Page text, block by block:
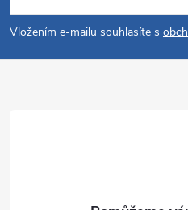
p
a
Vložením e-mailu souhlasíte s